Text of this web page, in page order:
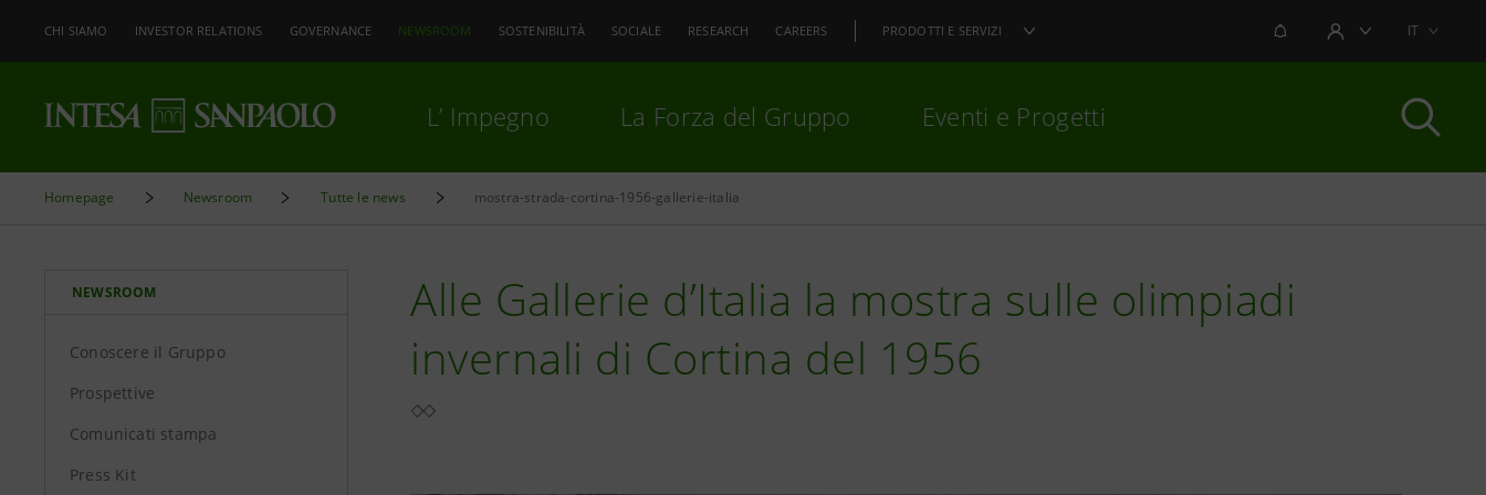
CHI SIAMO INVESTOR RELATIONS GOVERNANCE NEWSROOM SOSTENIBILITÀ SOCIALE RESEARCH CAREERS PRODOTTI E SERVIZI NOTIFICHEAREA UTENTEIT
L’ Impegno La Forza del Gruppo Eventi e Progetti
Homepage Newsroom Tutte le news mostra-strada-cortina-1956-gallerie-italia
NEWSROOM
Conoscere il Gruppo
Prospettive
Comunicati stampa
Press Kit
Alle Gallerie d’Italia la mostra sulle olimpiadi
invernali di Cortina del 1956